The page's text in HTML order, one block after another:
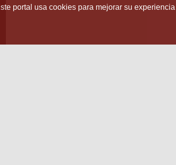
portal usa cookies para mejorar su